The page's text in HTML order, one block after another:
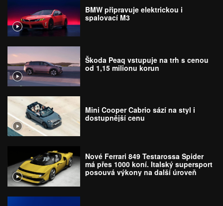
BMW připravuje elektrickou i
spalovací M3
Škoda Peaq vstupuje na trh s cenou
od 1,15 milionu korun
Mini Cooper Cabrio sází na styl i
dostupnější cenu
Nové Ferrari 849 Testarossa Spider
má přes 1000 koní. Italský supersport
posouvá výkony na další úroveň